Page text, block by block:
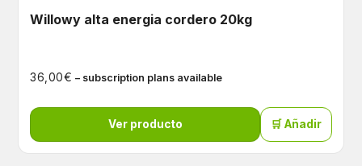
Willowy alta energia cordero 20kg
36,00€ – subscription plans available
Ver producto 🛒 Añadir